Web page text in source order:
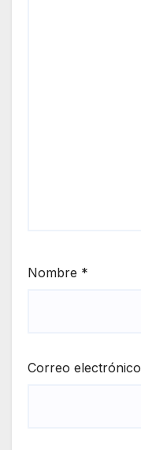
Nombre *
Correo electrónico